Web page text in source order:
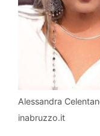
Alessandra
inabruzzo.it